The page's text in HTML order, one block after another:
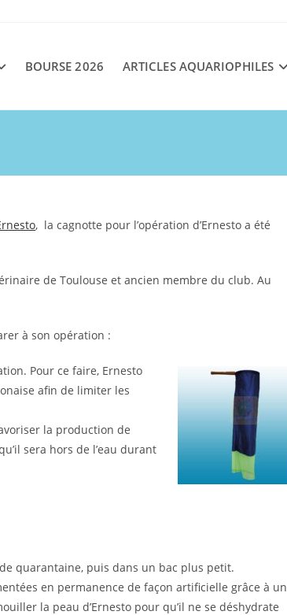
BOURSE 2026 ARTICLES AQUARIOPHILES
, la cagnotte pour l’opération d’Ernesto a été
de Toulouse et ancien membre du club. Au
à son opération :
Pour ce faire, Ernesto
afin de limiter les
la production de
sera hors de l’eau durant
quarantaine, puis dans un bac plus petit.
en permanence de façon artificielle grâce à un
la peau d’Ernesto pour qu’il ne se déshydrate